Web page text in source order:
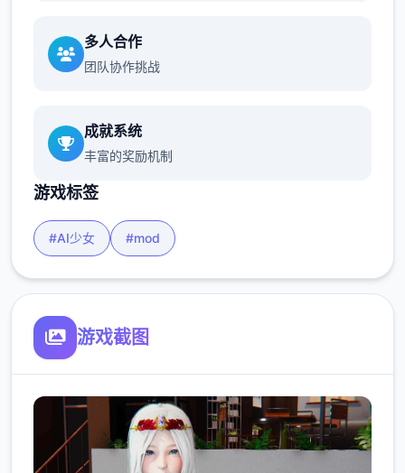
多人合作
团队协作挑战
成就系统
丰富的奖励机制
游戏标签
#AI少女 #mod
游戏截图